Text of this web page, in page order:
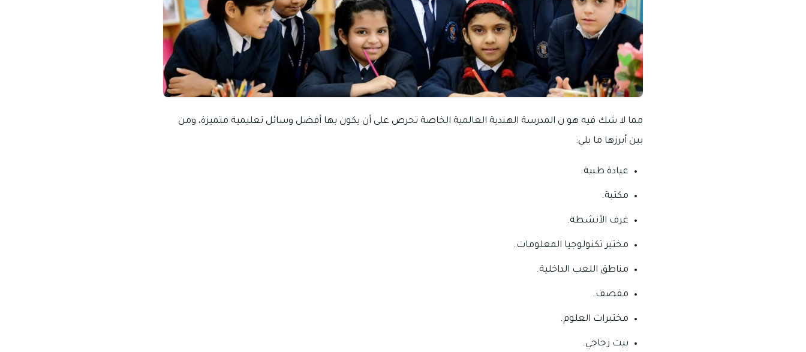
مما لا شك فيه هو ن المدرسة الهندية العالمية الخاصة تحرص على أن يكون بها أفضل وسائل تعليمية متميزة، ومن
بين أبرزها ما يلي:
عيادة طبية.
مكتبة.
غرف الأنشطة.
مختبر تكنولوجيا المعلومات.
مناطق اللعب الداخلية.
مقصف.
مختبرات العلوم.
بيت زجاجي.